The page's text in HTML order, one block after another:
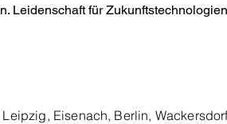
Leidenschaft für
Eisenach, Berlin, Wackersdorf